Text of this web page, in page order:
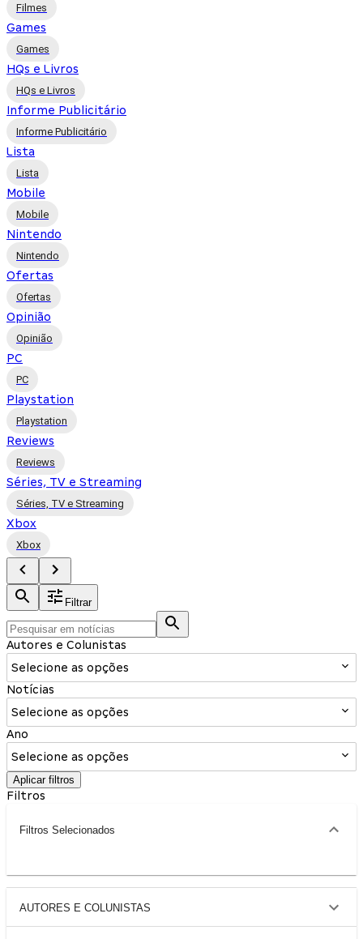
Filmes
Games
Games
HQs e Livros
HQs e Livros
Informe Publicitário
Informe Publicitário
Lista
Lista
Mobile
Mobile
Nintendo
Nintendo
Ofertas
Ofertas
Opinião
Opinião
PC
PC
Playstation
Playstation
Reviews
Reviews
Séries, TV e Streaming
Séries, TV e Streaming
Xbox
Xbox
Filtrar
Autores e Colunistas
Selecione as opções
Notícias
Selecione as opções
Ano
Selecione as opções
Aplicar filtros
Filtros
Filtros Selecionados
AUTORES E COLUNISTAS